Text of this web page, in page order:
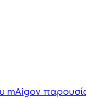
mAigov